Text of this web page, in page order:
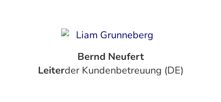
Bernd Neufert
‍Leiterder Kundenbetreuung (DE)